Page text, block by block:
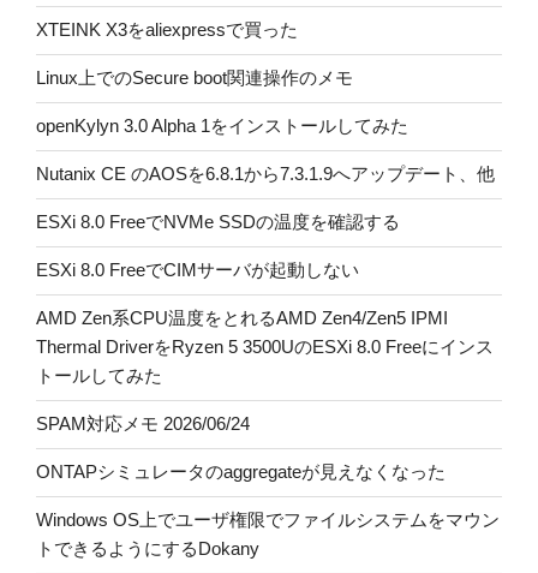
XTEINK X3をaliexpressで買った
Linux上でのSecure boot関連操作のメモ
openKylyn 3.0 Alpha 1をインストールしてみた
Nutanix CE のAOSを6.8.1から7.3.1.9へアップデート、他
ESXi 8.0 FreeでNVMe SSDの温度を確認する
ESXi 8.0 FreeでCIMサーバが起動しない
AMD Zen系CPU温度をとれるAMD Zen4/Zen5 IPMI
Thermal DriverをRyzen 5 3500UのESXi 8.0 Freeにインス
トールしてみた
SPAM対応メモ 2026/06/24
ONTAPシミュレータのaggregateが見えなくなった
Windows OS上でユーザ権限でファイルシステムをマウン
トできるようにするDokany